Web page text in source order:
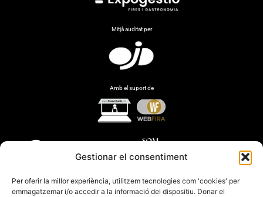
Gestionar el consentiment
Per oferir la millor experiència, utilitzem tecnologies com 'cookies' per
emmagatzemar i/o accedir a la informació del dispositiu. Donar el
Mitjà auditat per
Amb el suport de